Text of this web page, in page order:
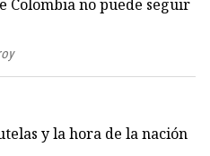
Colombia no puede seguir
y la hora de la nación